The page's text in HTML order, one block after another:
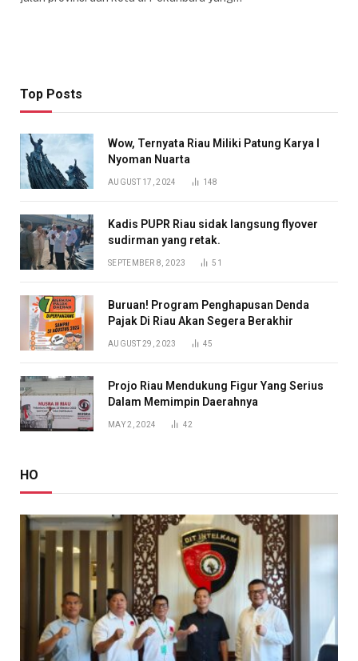
Top Posts
Wow, Ternyata Riau Miliki Patung Karya I
Nyoman Nuarta
AUGUST 17, 2024 148
Kadis PUPR Riau sidak langsung flyover
sudirman yang retak.
SEPTEMBER 8, 2023 51
Buruan! Program Penghapusan Denda
Pajak Di Riau Akan Segera Berakhir
AUGUST 29, 2023 45
Projo Riau Mendukung Figur Yang Serius
Dalam Memimpin Daerahnya
MAY 2, 2024 42
HO